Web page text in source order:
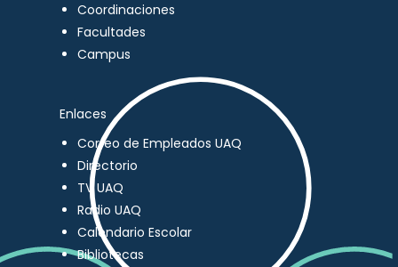
Coordinaciones
Facultades
Campus
Enlaces
Correo de Empleados UAQ
Directorio
TV UAQ
Radio UAQ
Calendario Escolar
Bibliotecas